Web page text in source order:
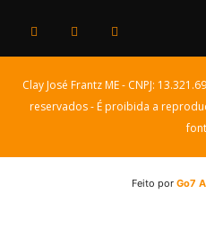
Clay José Frantz ME - CNPJ:
reservados - É proibida a
Feito porGo7